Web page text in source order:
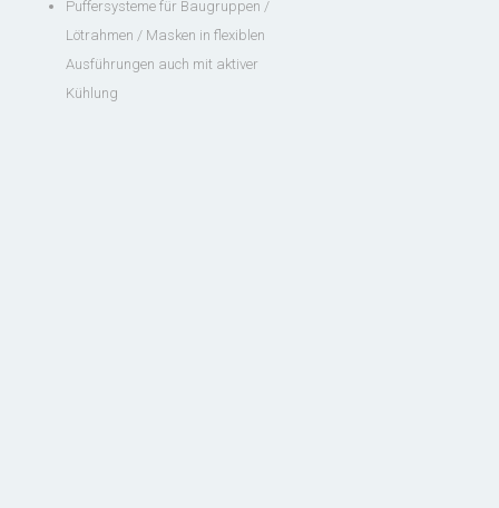
Puffersysteme für Baugruppen /
Lötrahmen / Masken in flexiblen
Ausführungen auch mit aktiver
Kühlung